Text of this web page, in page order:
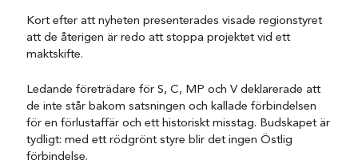
Kort efter att nyheten presenterades visade regionstyret
att de återigen är redo att stoppa projektet vid ett
maktskifte.
Ledande företrädare för S, C, MP och V deklarerade att
de inte står bakom satsningen och kallade förbindelsen
för en förlustaffär och ett historiskt misstag. Budskapet är
tydligt: med ett rödgrönt styre blir det ingen Östlig
förbindelse.